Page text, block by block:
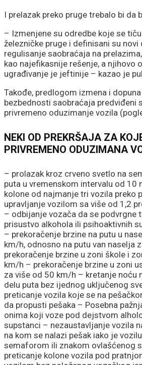
I prelazak preko pruge trebalo bi da
– Izmenjene su odredbe koje se
železničke pruge i definisani su
regulisanje saobraćaja na
kao najefikasnije rešenje, a njihovo
ugrađivanje je jeftinije – kazao je
Takođe, predlogom izmena i
bezbednosti saobraćaja predviđeni
privremeno oduzimanje vozila
NEKI OD PREKRŠAJA ZA
PRIVREMENO ODUZIMANA
– prolazak kroz crveno svetlo na
puta u vremenskom intervalu od 10
kolone od najmanje tri vozila preko
upravljanje vozilom sa više od 1,2
– odbijanje vozača da se podvrgne
prisustvo alkohola ili psihoaktivnih
– prekoračenje brzine na putu u
km/h, odnosno na putu van naselja
prekoračenje brzine u zoni škole i
km/h – prekoračenje brzine u zoni
za više od 50 km/h – kretanje noću
delu puta bez ijednog uključenog
preticanje vozila koje se na
da propusti pešaka – Posebna
onima koji voze pod dejstvom
supstanci – nezaustavljanje vozila
na kom se nalazi pešak iako je
semaforom ili znakom ovlašćenog
preticanje kolone vozila pod